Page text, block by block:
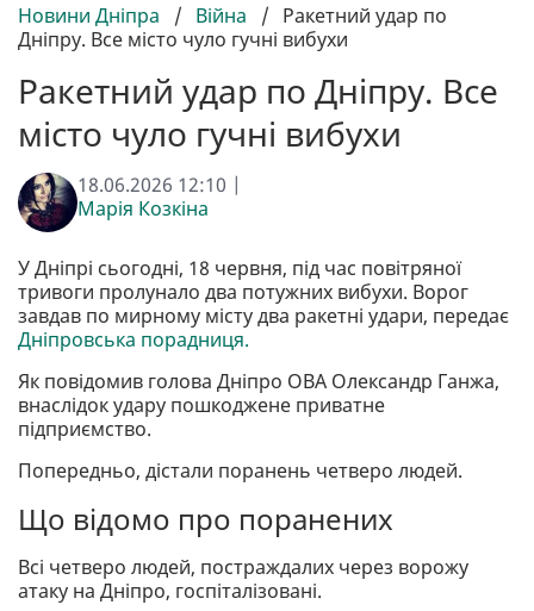
Новини Дніпра / Війна / Ракетний удар по
Дніпру. Все місто чуло гучні вибухи
Ракетний удар по Дніпру. Все
місто чуло гучні вибухи
18.06.2026 12:10 |
Марія Козкіна
У Дніпрі сьогодні, 18 червня, під час повітряної
тривоги пролунало два потужних вибухи. Ворог
завдав по мирному місту два ракетні удари, передає
Дніпровська порадниця.
Як повідомив голова Дніпро ОВА Олександр Ганжа,
внаслідок удару пошкоджене приватне
підприємство.
Попередньо, дістали поранень четверо людей.
Що відомо про поранених
Всі четверо людей, постраждалих через ворожу
атаку на Дніпро, госпіталізовані.